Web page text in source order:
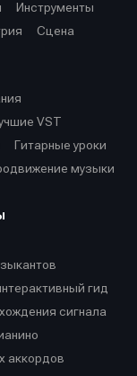
Инструменты
Сцена
VST
Гитарные уроки
музыки
гид
сигнала
аккордов